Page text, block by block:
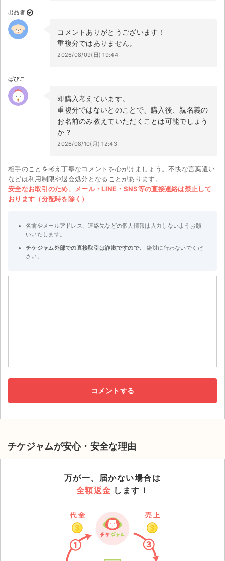
出品者
コメントありがとうございます！
重複分ではありません。
2026/08/09(日) 19:44
ぱぴこ
即購入考えています。
重複分ではないとのことで、購入後、親名義の
お名前のみ教えていただくことは可能でしょう
か？
2026/08/10(月) 12:43
相手のことを考え丁寧なコメントを心がけましょう。不快な言葉遣い
などは利用制限や退会処分となることがあります。
安全なお取引のため、メール・LINE・SNS等の直接連絡は禁止して
おります（分配時を除く）
名前やメールアドレス、連絡先などの個人情報は入力しないようお願
いいたします。
チケジャム外部での直接取引は詐欺ですので、
絶対に行わないでくだ
さい。
チケジャムが安心・安全な理由
万が一、届かない場合は
全額返金 します！